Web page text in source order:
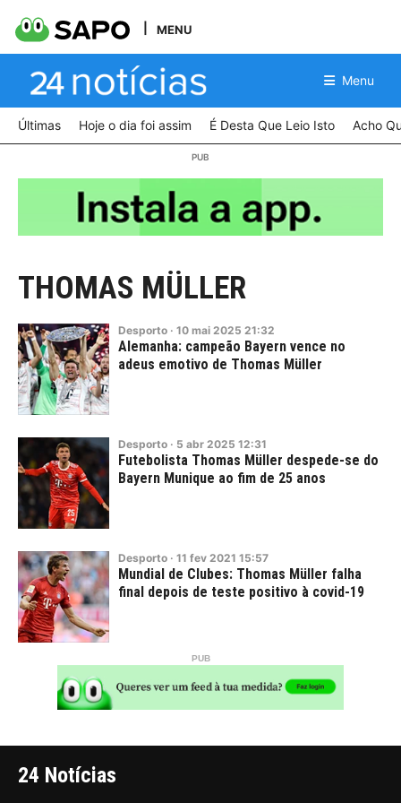
MENU
Menu
Últimas Hoje o dia foi assim É Desta Que Leio Isto Acho
THOMAS MÜLLER
Desporto · 10 mai 2025 21:32
Alemanha: campeão Bayern vence no
adeus emotivo de Thomas Müller
Desporto · 5 abr 2025 12:31
Futebolista Thomas Müller despede-se do
Bayern Munique ao fim de 25 anos
Desporto · 11 fev 2021 15:57
Mundial de Clubes: Thomas Müller falha
final depois de teste positivo à covid-19
24 Notícias